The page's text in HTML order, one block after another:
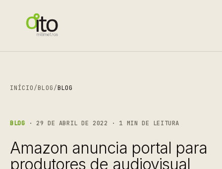
INÍCIO/BLOG/BLOG
BLOG · 29 DE ABRIL DE 2022 · 1 MIN DE LEITURA
Amazon anuncia portal para
produtores de audiovisual